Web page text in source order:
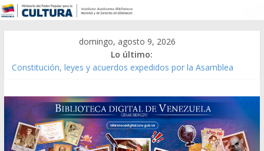
domingo, agosto 9, 2026
Lo último:
Constitución, leyes y acuerdos expedidos por la Asamblea
Modesta Bor Sánchez [material gráfico]
Gaceta Oficial de la República de Venezuela año CXXXIII Mes V,
Caracas 09 de marzo de 2006 N° 38.394
Catálogo temático de obras de Modesta Bor